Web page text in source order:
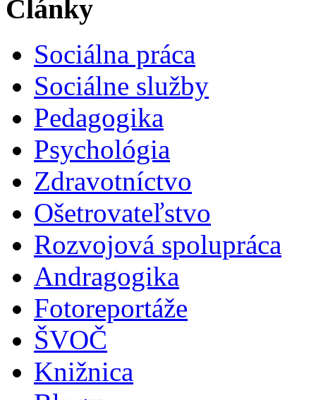
Články
Sociálna práca
Sociálne služby
Pedagogika
Psychológia
Zdravotníctvo
Ošetrovateľstvo
Rozvojová spolupráca
Andragogika
Fotoreportáže
ŠVOČ
Knižnica